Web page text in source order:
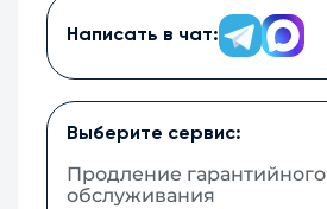
Написать в чат:
Выберите сервис:
Продление гарантийного
обслуживания